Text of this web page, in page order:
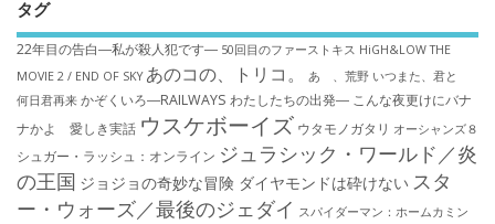
タグ
22年目の告白―私が殺人犯です― 50回目のファーストキス HiGH&LOW THE
MOVIE 2 / END OF SKY あのコの、トリコ。 あゝ、荒野 いつまた、君と
何日君再来 かぞくいろ―RAILWAYS わたしたちの出発― こんな夜更けにバナ
ナかよ 愛しき実話 ウスケボーイズ ウタモノガタリ オーシャンズ８
シュガー・ラッシュ：オ​ンライン ジュラシック・ワールド／炎
の王国 ジョジョの奇妙な冒険 ダイヤモンドは砕けない スタ
ー・ウォーズ／最後のジェダイ スパイダーマン：ホームカミン